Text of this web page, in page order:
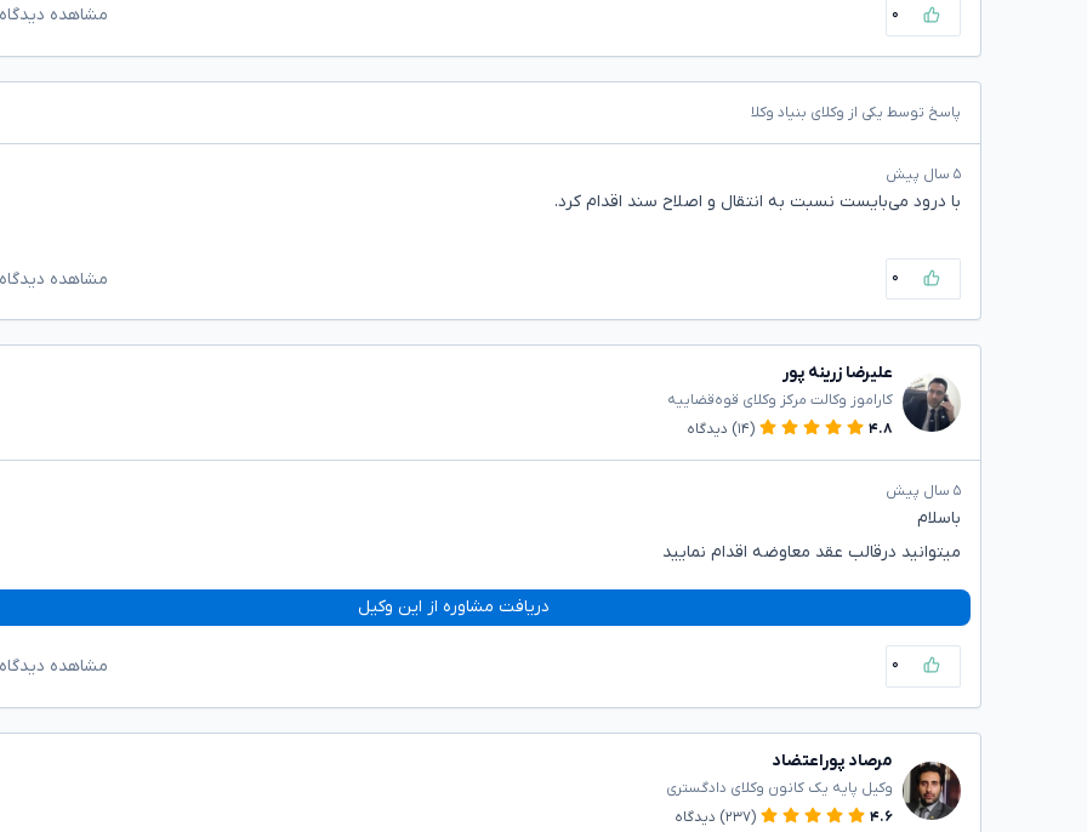
۰ مشاهده
پاسخ توسط یکی از وکلای بنیاد وکلا
۵ سال پیش
با درود می‌بایست نسبت به انتقال و اصلاح سند اقدام کرد.
۰ مشاهده
علیرضا زرینه پور
کاراموز وکالت مرکز وکلای قوه‌قضاییه
۴.۸
(۱۴) دیدگاه
۵ سال پیش
باسلام
میتوانید درقالب عقد معاوضه اقدام نمایید
دریافت مشاوره از این وکیل
۰ مشاهده
مرصاد پوراعتضاد
وکیل پایه یک کانون وکلای دادگستری
۴.۶
(۲۳۷) دیدگاه